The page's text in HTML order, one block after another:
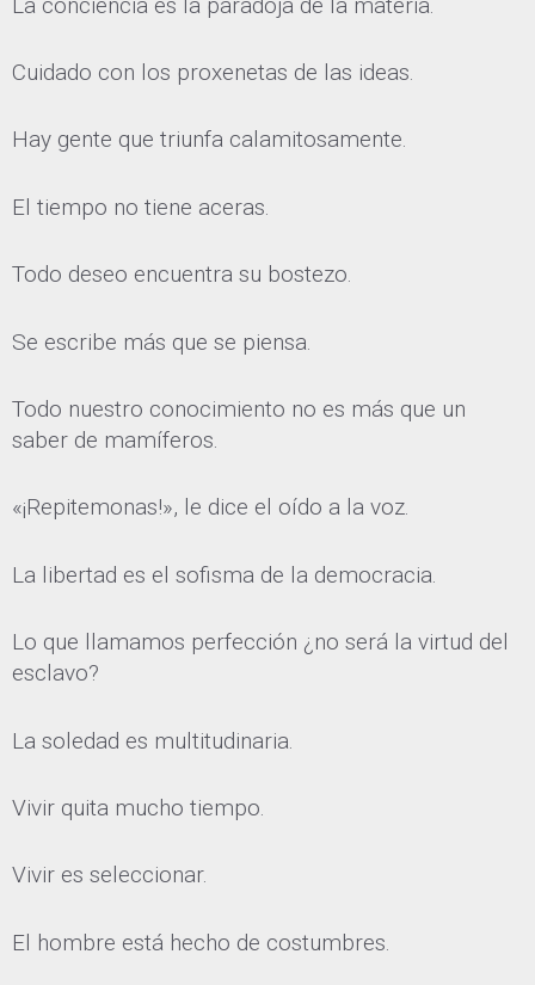
Cuidado con los proxenetas de las ideas.
Hay gente que triunfa calamitosamente.
El tiempo no tiene aceras.
Todo deseo encuentra su bostezo.
Se escribe más que se piensa.
Todo nuestro conocimiento no es más que un
saber de mamíferos.
«¡Repitemonas!», le dice el oído a la voz.
La libertad es el sofisma de la democracia.
Lo que llamamos perfección ¿no será la virtud del
esclavo?
La soledad es multitudinaria.
Vivir quita mucho tiempo.
Vivir es seleccionar.
El hombre está hecho de costumbres.